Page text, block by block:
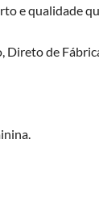
e qualidade
Direto de